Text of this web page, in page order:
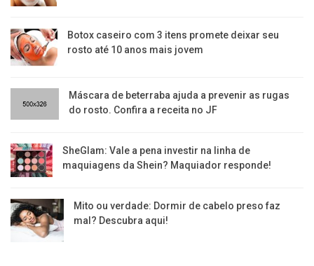
Botox caseiro com 3 itens promete deixar seu
rosto até 10 anos mais jovem
Máscara de beterraba ajuda a prevenir as rugas
do rosto. Confira a receita no JF
SheGlam: Vale a pena investir na linha de
maquiagens da Shein? Maquiador responde!
Mito ou verdade: Dormir de cabelo preso faz
mal? Descubra aqui!